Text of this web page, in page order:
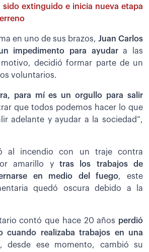
sido extinguido e inicia nueva etapa
en uno de sus brazos, Juan Carlos
impedimento para ayudara las
decidió formar parte de un
voluntarios.
para mí es un orgullo para salir
que todos podemos hacer lo que
adelante y ayudar a la sociedad”,
al incendio con un traje contra
amarillo ytras los trabajos de
en medio del fuego, este
quedó oscura debido a la
contó que hace 20 años perdió
cuando realizaba trabajos en una
desde ese momento, cambió su